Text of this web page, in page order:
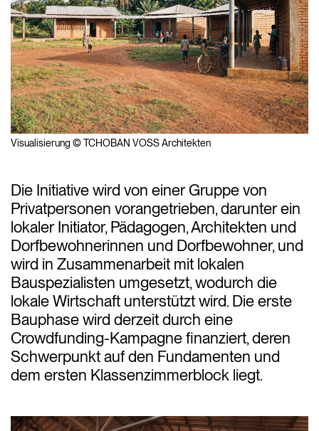
Visualisierung © TCHOBAN VOSS Architekten
Die Initiative wird von einer Gruppe von
Privatpersonen vorangetrieben, darunter ein
lokaler Initiator, Pädagogen, Architekten und
Dorfbewohnerinnen und Dorfbewohner, und
wird in Zusammenarbeit mit lokalen
Bauspezialisten umgesetzt, wodurch die
lokale Wirtschaft unterstützt wird. Die erste
Bauphase wird derzeit durch eine
Crowdfunding-Kampagne finanziert, deren
Schwerpunkt auf den Fundamenten und
dem ersten Klassenzimmerblock liegt.